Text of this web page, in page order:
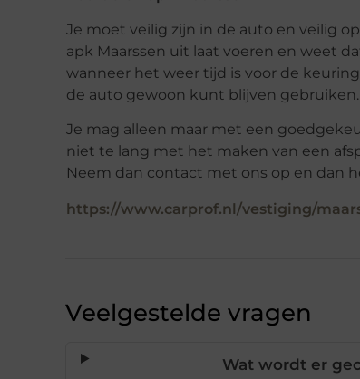
Je moet veilig zijn in de auto en veilig
apk Maarssen uit laat voeren en weet
wanneer het weer tijd is voor de
de auto gewoon kunt blijven gebruiken.
Je mag alleen maar met een
niet te lang met het maken van een
Neem dan contact met ons op en dan
https://www.carprof.nl/vestiging/
Veelgestelde vragen
Wat wordt er